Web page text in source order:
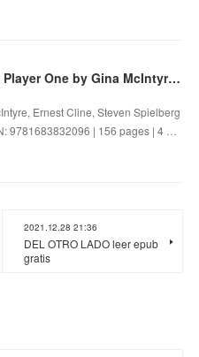
[PDF/Kindle] The Art of Ready Player One by Gina McIntyre, Ernest Cline, Steven Spielberg
Ernest Cline, Steven Spielberg
9781683832096 | 156 pages | 4 …
2021.12.28 21:36
DEL OTRO LADO leer epub
gratis